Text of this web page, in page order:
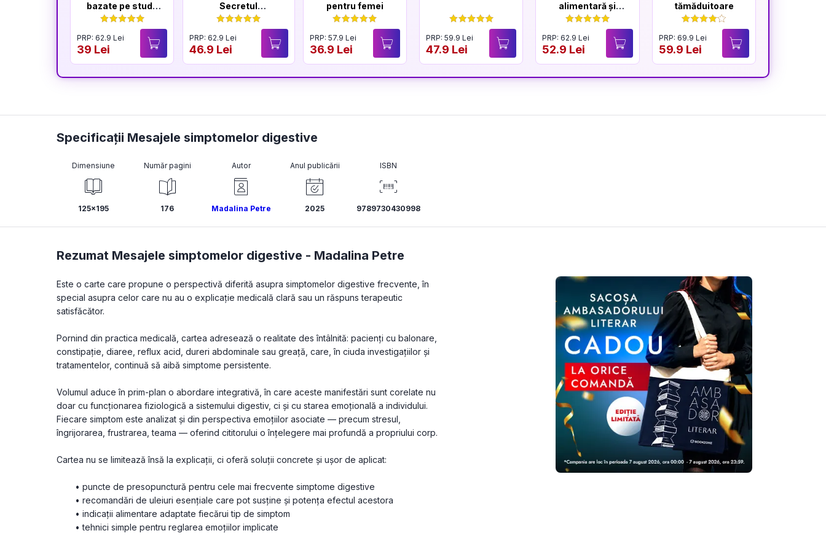
bazate pe studii
științifice
PRP: 62.9 Lei
39 Lei
Secretul
longevității
PRP: 62.9 Lei
46.9 Lei
pentru femei
PRP: 57.9 Lei
36.9 Lei
PRP: 59.9 Lei
47.9 Lei
alimentară și
sănătatea inimii
PRP: 62.9 Lei
52.9 Lei
tămăduitoare
PRP: 69.9 Lei
59.9 Lei
Specificații Mesajele simptomelor digestive
Dimensiune
125x195
Număr pagini
176
Autor
Madalina Petre
Anul publicării
2025
ISBN
9789730430998
Rezumat Mesajele simptomelor digestive - Madalina Petre
Este o carte care propune o perspectivă diferită asupra simptomelor digestive frecvente, în
special asupra celor care nu au o explicație medicală clară sau un răspuns terapeutic
satisfăcător.
Pornind din practica medicală, cartea adresează o realitate des întâlnită: pacienți cu balonare,
constipație, diaree, reflux acid, dureri abdominale sau greață, care, în ciuda investigațiilor și
tratamentelor, continuă să aibă simptome persistente.
Volumul aduce în prim-plan o abordare integrativă, în care aceste manifestări sunt corelate nu
doar cu funcționarea fiziologică a sistemului digestiv, ci și cu starea emoțională a individului.
Fiecare simptom este analizat și din perspectiva emoțiilor asociate — precum stresul,
îngrijorarea, frustrarea, teama — oferind cititorului o înțelegere mai profundă a propriului corp.
Cartea nu se limitează însă la explicații, ci oferă soluții concrete și ușor de aplicat:
puncte de presopunctură pentru cele mai frecvente simptome digestive
recomandări de uleiuri esențiale care pot susține și potența efectul acestora
indicații alimentare adaptate fiecărui tip de simptom
tehnici simple pentru reglarea emoțiilor implicate